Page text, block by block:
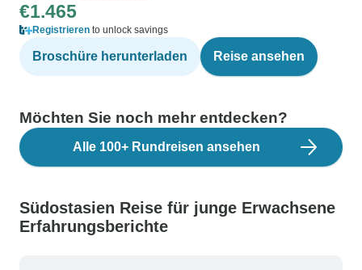
€1.465
Registrieren to unlock savings
Broschüre herunterladen Reise ansehen
Möchten Sie noch mehr entdecken?
Alle 100+ Rundreisen ansehen
Südostasien Reise für junge Erwachsene
Erfahrungsberichte